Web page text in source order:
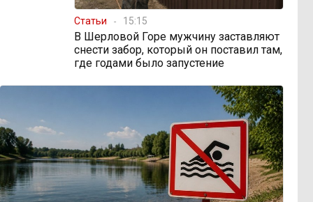
Статьи 15:15
В Шерловой Горе мужчину заставляют
снести забор, который он поставил там,
где годами было запустение